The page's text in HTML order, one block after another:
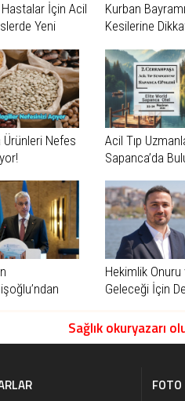
Hastalar İçin Acil
Yeni
Kurban
Kesilerine
Ürünleri Nefes
Acil Tıp
Sapanca’da
Sempozyumu
Sapanca
Başlıyor
Hekimlik Onuru
Geleceği İçin
Sağlık okuryazarı
FOTO